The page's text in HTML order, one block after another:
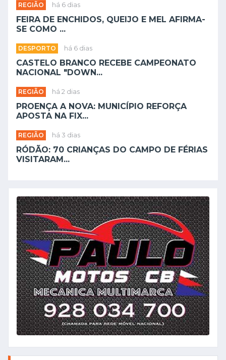
REGIÃO há 6 dias
FEIRA DE ENCHIDOS, QUEIJO E MEL AFIRMA-
SE COMO ...
DESPORTO há 6 dias
CASTELO BRANCO RECEBE CAMPEONATO
NACIONAL "DOWN...
REGIÃO há 2 dias
PROENÇA A NOVA: MUNICÍPIO REFORÇA
APOSTA NA FIX...
REGIÃO há 3 dias
RÓDÃO: 70 CRIANÇAS DO CAMPO DE FÉRIAS
VISITARAM...